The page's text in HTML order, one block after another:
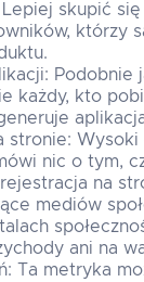
skupić
którzy
każdy, kto
stronie:
nic o tym,
na
mediów
ani na
Ta metryka